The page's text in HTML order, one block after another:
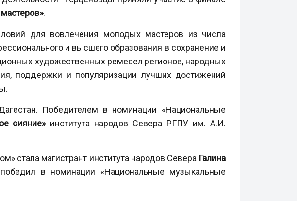
.
для вовлечения молодых мастеров из числа
и высшего образования в сохранение и
художественных ремесел регионов, народных
поддержки и популяризации лучших достижений
Победителем в номинации «Национальные
сияние»института народов Севера РГПУ им. А.И.
стала магистрант института народов Севера Галина
в номинации «Национальные музыкальные